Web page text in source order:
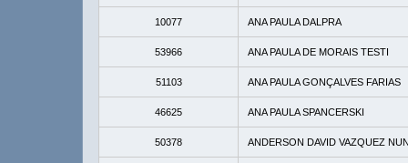
10077 ANA PAULA DALPRA
53966 ANA PAULA DE MORAIS TESTI
51103 ANA PAULA GONÇALVES FARIAS
46625 ANA PAULA SPANCERSKI
50378 ANDERSON DAVID VAZQUEZ